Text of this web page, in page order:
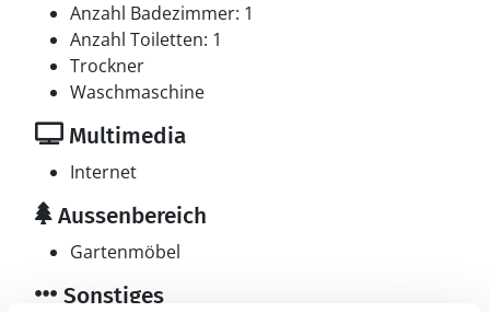
Anzahl Badezimmer: 1
Anzahl Toiletten: 1
Trockner
Waschmaschine
Multimedia
Internet
Aussenbereich
Gartenmöbel
Sonstiges